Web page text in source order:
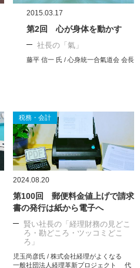
2015.03.17
第2回 心が身体を動かす
社長の「氣」
藤平 信一 氏 / 心身統一合氣道会 会長
税務・会計
2024.08.20
第100回 郵便料金値上げで請求
書の発行は紙から電子へ
賢い社長の「経理財務の見どこ
ろ・勘どころ・ツッコミどこ
ろ」
児玉尚彦氏 / 株式会社経理がよくなる
一般社団法人経理革新プロジェクト 代